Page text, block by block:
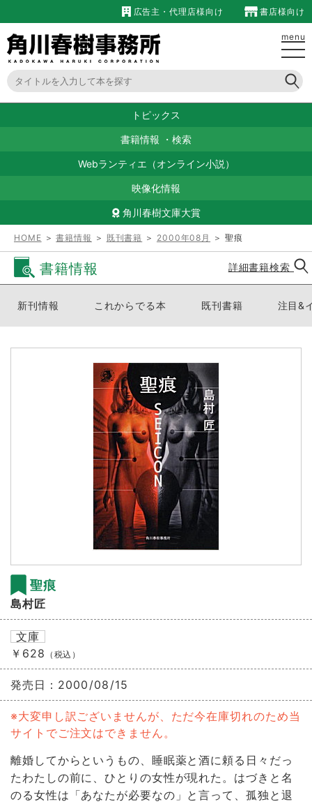
広告主・代理店様向け 書店様向け
menu
トピックス
書籍情報 ・ 検索
Webランティエ（オンライン小説）
映像化情報
角川春樹文庫大賞
HOME ＞書籍情報 ＞ 既刊書籍 ＞ 2000年08月 ＞ 聖痕
書籍情報 詳細書籍検索
新刊情報 これからでる本 既刊書籍 注目&
聖痕
島村匠
文庫
￥628 （税込）
発売日： 2000/08/15
※大変申し訳ございませんが、ただ今在庫切れのため当
サイトでご注文はできません。
離婚してからというもの、睡眠薬と酒に頼る日々だっ
たわたしの前に、ひとりの女性が現れた。はづきと名
のる女性は「あなたが必要なの」と言って、孤独と退